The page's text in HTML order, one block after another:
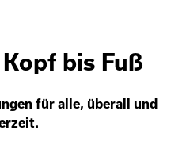
bis Fuß
für alle, überall und